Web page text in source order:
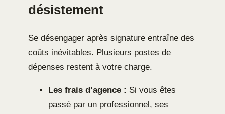
désistement
Se désengager après signature entraîne des
coûts inévitables. Plusieurs postes de
dépenses restent à votre charge.
Les frais d’agence : Si vous êtes
passé par un professionnel, ses